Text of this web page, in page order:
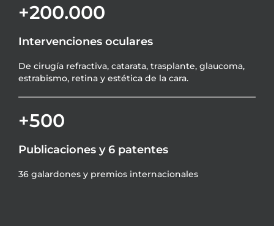
+200.000
Intervenciones oculares
De cirugía refractiva, catarata, trasplante, glaucoma,
estrabismo, retina y estética de la cara.
+500
Publicaciones y 6 patentes
36 galardones y premios internacionales